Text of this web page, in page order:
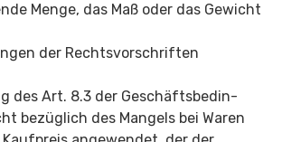
Menge, das Maß oder das Gewicht
der Rechtsvorschriften
des Art. 8.3 der Geschäftsbedin­
bezüglich des Mangels bei Waren